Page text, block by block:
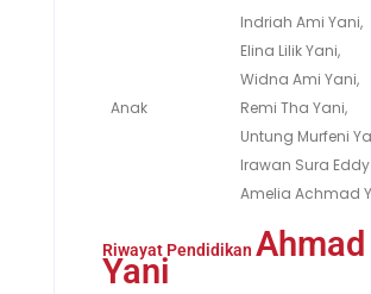
Anak
Indriah Ami Yani,
Elina Lilik Yani,
Widna Ami Yani,
Remi Tha Yani,
Untung Murfeni
Irawan Sura
Amelia Achmad
Riwayat Pendidikan Ahmad
Yani